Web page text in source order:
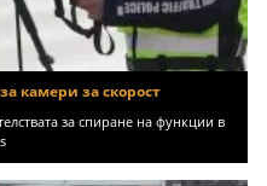
камери за скорост
за спиране на функции в